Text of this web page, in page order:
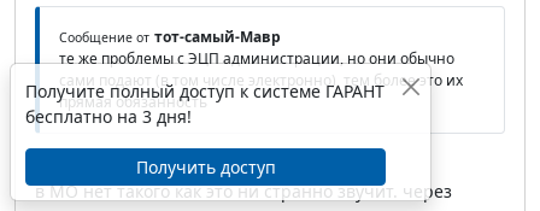
Сообщение от тот-самый-Мавр
те же проблемы с ЭЦП администрации, но они обычно
сами подают (в том числе электронно), тем более это их
прямая обязанность
в МО нет такого как это ни странно звучит. через
Получите полный доступ к системе ГАРАНТ
бесплатно на 3 дня!
Получить доступ